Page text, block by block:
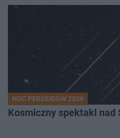
NOC PERSEIDÓW 2026
Kosmiczny spektakl nad